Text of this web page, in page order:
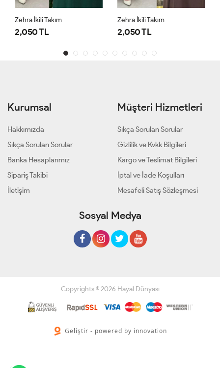
Zehra İkili Takım
2,050 TL
Zehra İkili Takım
2,050 TL
Kurumsal
Hakkımızda
Sıkça Sorulan Sorular
Banka Hesaplarımız
Sipariş Takibi
İletişim
Müşteri Hizmetleri
Sıkça Sorulan Sorular
Gizlilik ve Kvkk Bilgileri
Kargo ve Teslimat Bilgileri
İptal ve İade Koşulları
Mesafeli Satış Sözleşmesi
Sosyal Medya
Copyrights © 2026 Hayal Dünyası
Geliştir - powered by innovation